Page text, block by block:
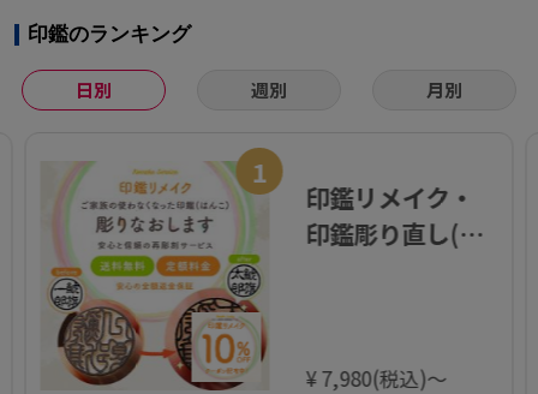
印鑑のランキング
日別 週別 月別
1
印鑑リメイク・
印鑑彫り直し(改
¥ 7,980(税込)～